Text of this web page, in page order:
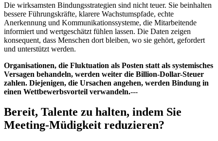
Die wirksamsten Bindungsstrategien sind nicht teuer. Sie beinhalten
bessere Führungskräfte, klarere Wachstumspfade, echte
Anerkennung und Kommunikationssysteme, die Mitarbeitende
informiert und wertgeschätzt fühlen lassen. Die Daten zeigen
konsequent, dass Menschen dort bleiben, wo sie gehört, gefordert
und unterstützt werden.
Organisationen, die Fluktuation als Posten statt als systemisches
Versagen behandeln, werden weiter die Billion-Dollar-Steuer
zahlen. Diejenigen, die Ursachen angehen, werden Bindung in
einen Wettbewerbsvorteil verwandeln.---
Bereit, Talente zu halten, indem Sie
Meeting-Müdigkeit reduzieren?